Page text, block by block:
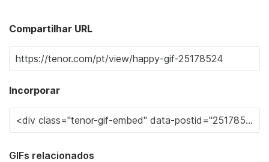
Compartilhar URL
Incorporar
GIFs relacionados